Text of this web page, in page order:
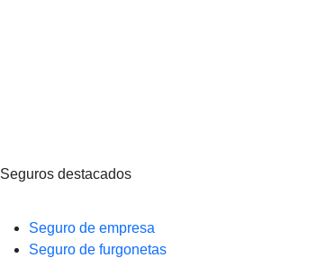
Seguros destacados
Seguro de empresa
Seguro de furgonetas